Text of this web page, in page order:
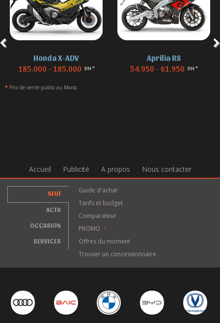
Aprilia RS
54.950 - 61.950 DH *
BMW F 850
155.000 - 155.000 DH *
* Prix de vente public au Maroc
Accueil Publicité A propos Nous contacter
NEUF
ACTU
OCCASION
SERVICES
Guide d'achat
Tarifs et budget
Comparateur
PROMO
*
Offres du moment
Trouver un concessionnaire